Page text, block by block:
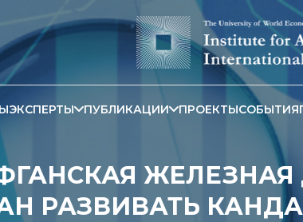
ЭКСПЕРТЫ ПУБЛИКАЦИИ ПРОЕКТЫСОБЫТИЯ
ЖЕЛЕЗНАЯ
РАЗВИВАТЬ